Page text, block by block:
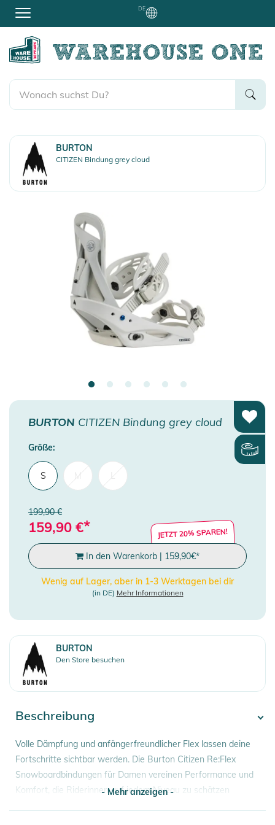
DE
BURTON
CITIZEN Bindung grey cloud
BURTON CITIZEN Bindung grey cloud
Größe:
S
199,90 €
159,90 €* JETZT 20% SPAREN!
In den Warenkorb | 159,90€*
Wenig auf Lager, aber in 1-3 Werktagen bei dir
(in DE) Mehr Informationen
BURTON
Den Store besuchen
Beschreibung
Volle Dämpfung und anfängerfreundlicher Flex lassen deine
Fortschritte sichtbar werden. Die Burton Citizen Re:Flex
Snowboardbindungen für Damen vereinen Performance und
Komfort, die Riderinnen auf jedem Niveau zu schätzen
- Mehr anzeigen -